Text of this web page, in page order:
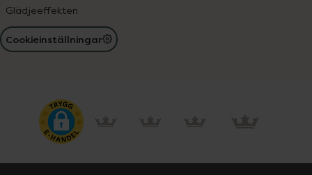
Glädjeeffekten
Cookieinställningar